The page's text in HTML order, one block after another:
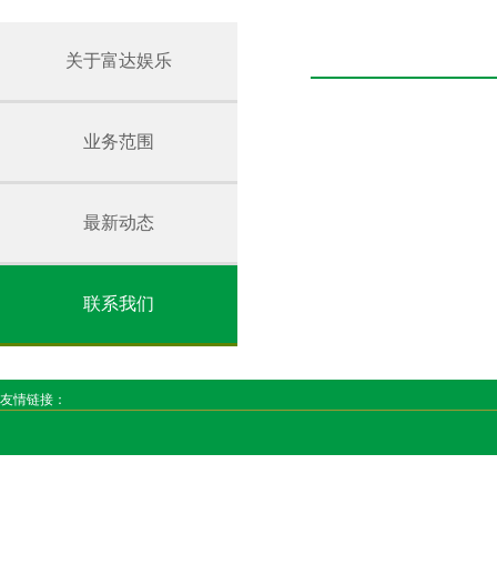
关于富达娱乐
业务范围
最新动态
联系我们
友情链接：